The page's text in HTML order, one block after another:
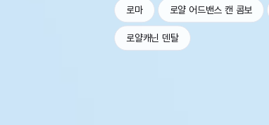
로마 로얄 어드밴스 캔 콤보
로얄캐닌 덴탈